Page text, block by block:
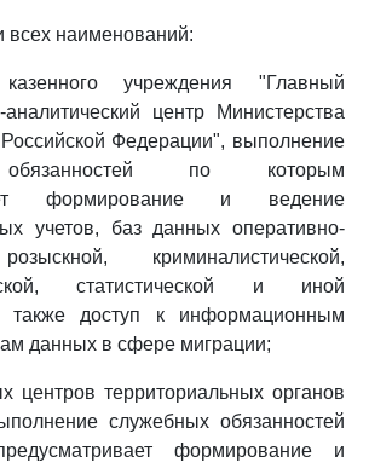
всех наименований:
учреждения "Главный
центр Министерства
Федерации", выполнение
по которым
формирование и ведение
учетов, баз данных оперативно-
криминалистической,
статистической и иной
доступ к информационным
данных в сфере миграции;
центров территориальных органов
служебных обязанностей
формирование и